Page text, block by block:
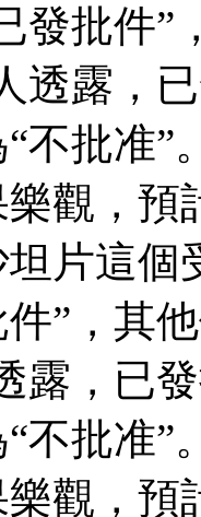
發批件”
透露，
不批准”
觀，預
片這個
”，其
露，已
不批准”
觀，預